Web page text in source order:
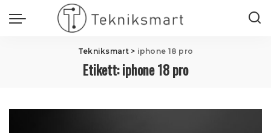
Tekniksmart> iphone 18 pro
Etikett:iphone 18 pro